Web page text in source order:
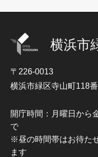
横浜市
〒226-0013
横浜市緑区寺山町118
開庁時間：月曜日から
で
※昼の時間帯はお待た
ます